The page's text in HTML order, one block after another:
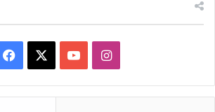
Facebook YouTubeInstagram